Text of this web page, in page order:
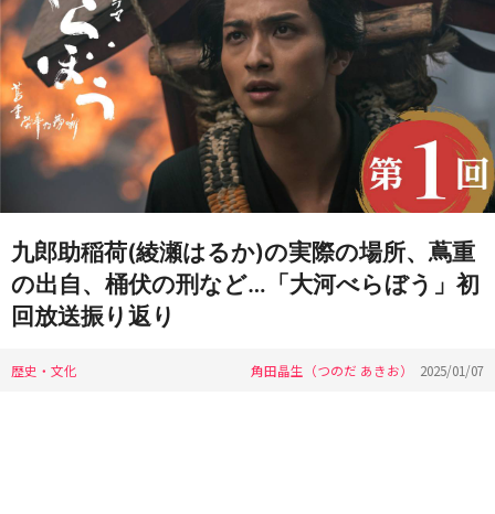
九郎助稲荷(綾瀬はるか)の実際の場所、蔦重
の出自、桶伏の刑など…「大河べらぼう」初
回放送振り返り
歴史・文化 角田晶生（つのだ あきお） 2025/01/07